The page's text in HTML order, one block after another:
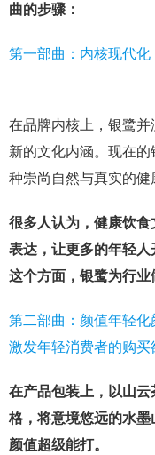
曲的步骤：
第一部曲：内核现代化
在品牌内核上，银鹭
新的文化内涵。现在
种崇尚自然与真实的健
很多人认为，健康饮
表达，让更多的年轻
这个方面，银鹭为行业
第二部曲：颜值年轻
激发年轻消费者的购买
在产品包装上，以山
格，将意境悠远的水墨
颜值超级能打。